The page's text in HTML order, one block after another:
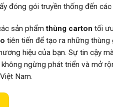
đóng gói truyền thống đến
sản phẩmthùng carton tối
tiên tiến để tạo ra những
hiệu của bạn. Sự tin cậy
ngừng phát triển và mở
Nam.